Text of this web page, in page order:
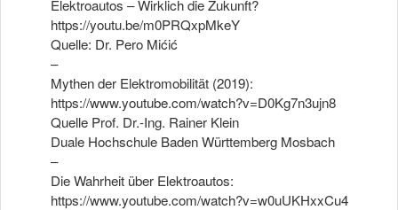
Elektroautos – Wirklich die Zukunft?
https://youtu.be/m0PRQxpMkeY
Quelle: Dr. Pero Mićić
–
Mythen der Elektromobilität (2019):
https://www.youtube.com/watch?v=D0Kg7n3ujn8
Quelle Prof. Dr.-Ing. Rainer Klein
Duale Hochschule Baden Württemberg Mosbach
–
Die Wahrheit über Elektroautos:
https://www.youtube.com/watch?v=w0uUKHxxCu4